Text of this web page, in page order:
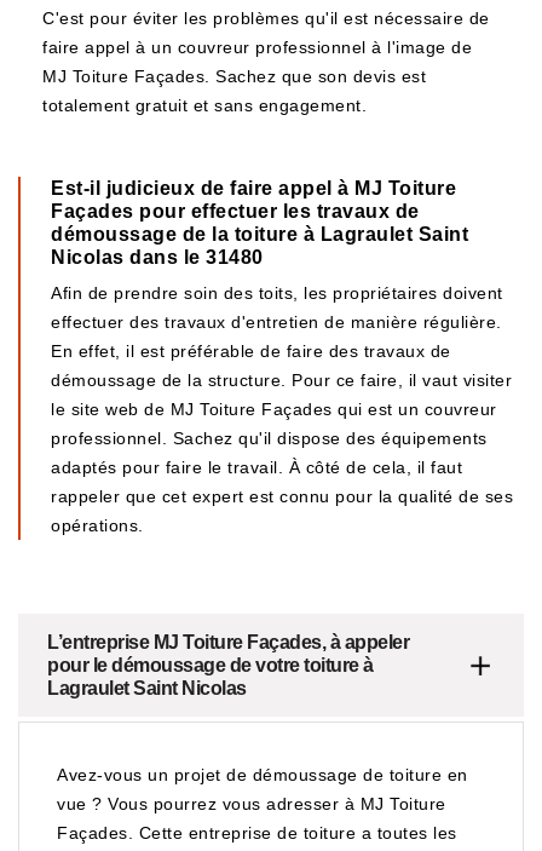
C'est pour éviter les problèmes qu'il est nécessaire de
faire appel à un couvreur professionnel à l'image de
MJ Toiture Façades. Sachez que son devis est
totalement gratuit et sans engagement.
Est-il judicieux de faire appel à MJ Toiture
Façades pour effectuer les travaux de
démoussage de la toiture à Lagraulet Saint
Nicolas dans le 31480
Afin de prendre soin des toits, les propriétaires doivent
effectuer des travaux d'entretien de manière régulière.
En effet, il est préférable de faire des travaux de
démoussage de la structure. Pour ce faire, il vaut visiter
le site web de MJ Toiture Façades qui est un couvreur
professionnel. Sachez qu'il dispose des équipements
adaptés pour faire le travail. À côté de cela, il faut
rappeler que cet expert est connu pour la qualité de ses
opérations.
L’entreprise MJ Toiture Façades, à appeler
pour le démoussage de votre toiture à
Lagraulet Saint Nicolas
Avez-vous un projet de démoussage de toiture en
vue ? Vous pourrez vous adresser à MJ Toiture
Façades. Cette entreprise de toiture a toutes les